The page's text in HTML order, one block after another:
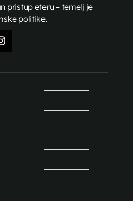
pristup eteru – temelj je
politike.